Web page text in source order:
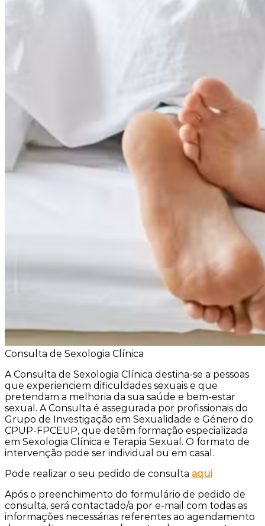
Consulta de Sexologia Clínica
A Consulta de Sexologia Clínica destina-se a pessoas
que experienciem dificuldades sexuais e que
pretendam a melhoria da sua saúde e bem-estar
sexual. A Consulta é assegurada por profissionais do
Grupo de Investigação em Sexualidade e Género do
CPUP-FPCEUP, que detêm formação especializada
em Sexologia Clínica e Terapia Sexual. O formato de
intervenção pode ser individual ou em casal.
Pode realizar o seu pedido de consulta aqui
Após o preenchimento do formulário de pedido de
consulta, será contactado/a por e-mail com todas as
informações necessárias referentes ao agendamento